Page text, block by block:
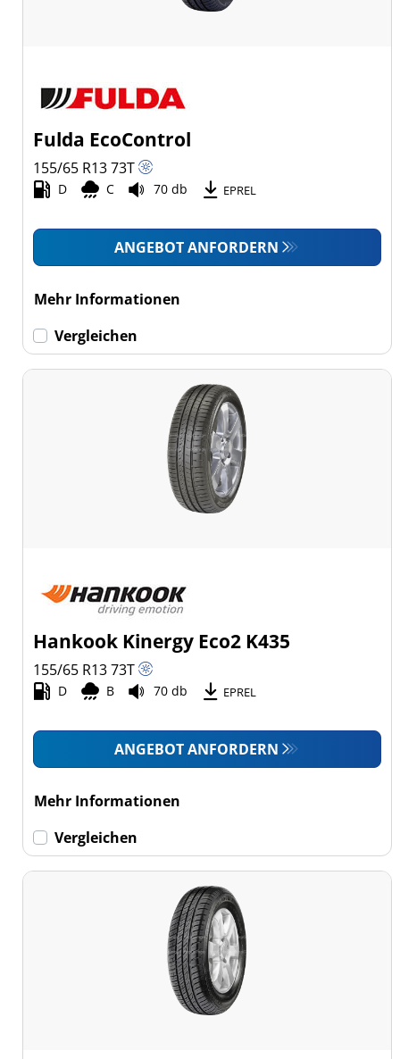
Fulda EcoControl
155/65 R1373T
D C 70 db EPREL
ANGEBOT ANFORDERN
Mehr Informationen
Vergleichen
Hankook Kinergy Eco2 K435
155/65 R1373T
D B 70 db EPREL
ANGEBOT ANFORDERN
Mehr Informationen
Vergleichen